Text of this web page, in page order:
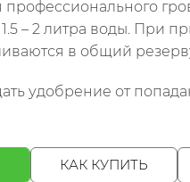
профессионального
– 2 литра воды. При
в общий
удобрение от
КАК КУПИТЬ